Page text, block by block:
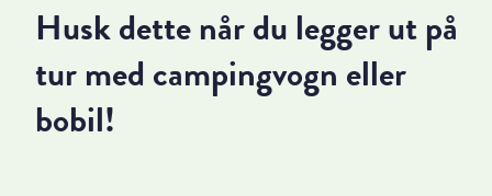
Husk dette når du legger ut på
tur med campingvogn eller
bobil!